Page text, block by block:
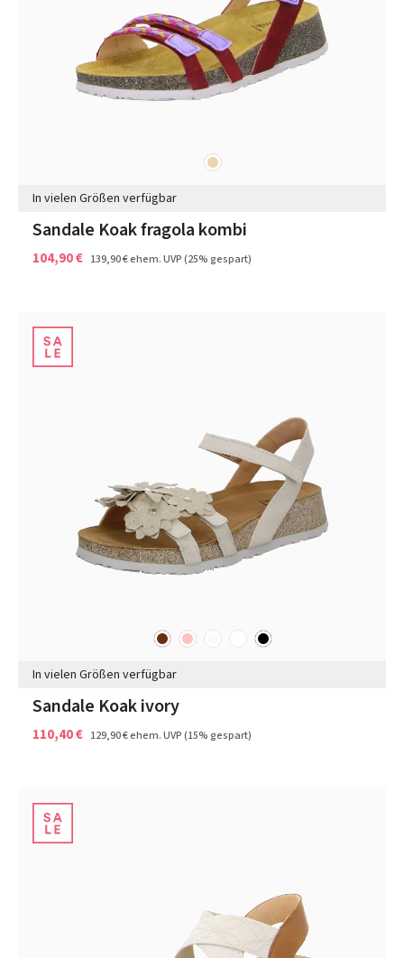
beige
In vielen Größen verfügbar
Sandale Koak fragola kombi
104,90 € 139,90 €ehem. UVP(25% gespart)
braunrosa weißschwarz
In vielen Größen verfügbar
Sandale Koak ivory
110,40 € 129,90 €ehem. UVP(15% gespart)